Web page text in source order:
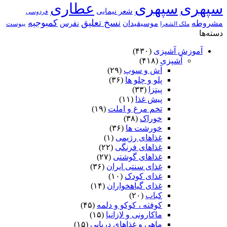
سپهری سپهری شعر نیمایی عطاری فردوسی
مشروطه ملک الشعرا موسیقیدان نسخ تعلیق نقرس کمبوجیه یبوست
دسته‌ها
آموزش آشپزی (۴۳۰)
آشپزی (۴۱۸)
آش و سوپ (۲۹)
پلو و چلو ها (۳۶)
پیتزا
(۳۳)
پیش غذا (۱۱)
تخم مرغ و املت (۱۹)
خوراک (۳۸)
خورشت ها (۳۶)
غذاهای رژیمی (۱)
غذاهای فرنگی (۲۲)
غذاهای گوشتی (۲۷)
غذای سنتی ایران (۳۶)
غذای کودک (۱۰)
غذای گیاهخواران (۱۴)
کباب (۲۰)
کوفته ، کوکو و دلمه (۴۵)
ماکارونی و لازانیا (۱۵)
ماهی و غذاهای دریایی (۱۵)